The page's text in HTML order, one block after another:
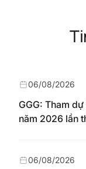
GGG: Tham
năm 2026 lần
06/08/2026
06/08/2026